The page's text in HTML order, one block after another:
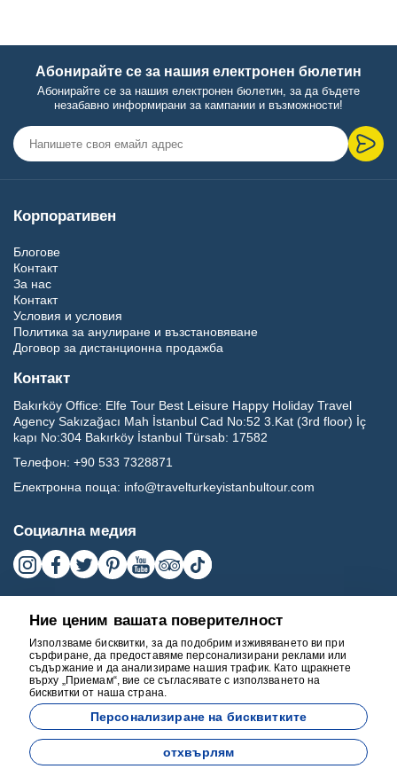
Абонирайте се за нашия електронен бюлетин
Абонирайте се за нашия електронен бюлетин, за да бъдете
незабавно информирани за кампании и възможности!
Корпоративен
Блогове
Контакт
За нас
Контакт
Условия и условия
Политика за анулиране и възстановяване
Договор за дистанционна продажба
Контакт
Bakırköy Office: Elfe Tour Best Leisure Happy Holiday Travel
Agency Sakızağacı Mah İstanbul Cad No:52 3.Kat (3rd floor) İç
kapı No:304 Bakırköy İstanbul Türsab: 17582
Телефон: +90 533 7328871
Електронна поща: info@travelturkeyistanbultour.com
Социална медия
BEST LEISURE HAPPY HOLIDAY TRAVEL AGENCY - 17582
Ние ценим вашата поверителност
Използваме бисквитки, за да подобрим изживяването ви при
сърфиране, да предоставяме персонализирани реклами или
съдържание и да анализираме нашия трафик. Като щракнете
върху „Приемам“, вие се съгласявате с използването на
бисквитки от наша страна.
Персонализиране на бисквитките
отхвърлям